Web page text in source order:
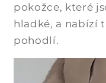
pokožce, které
hladké, a nabízí
pohodlí.